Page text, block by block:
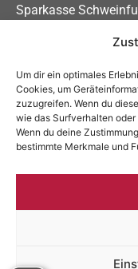
Um dir ein optimales
Cookies, um
zuzugreifen. Wenn du
wie das Surfverhalten
Wenn du deine
bestimmte Merkmale und
Sparkasse
IBAN DE31 7935
Soziale
Allgemein: